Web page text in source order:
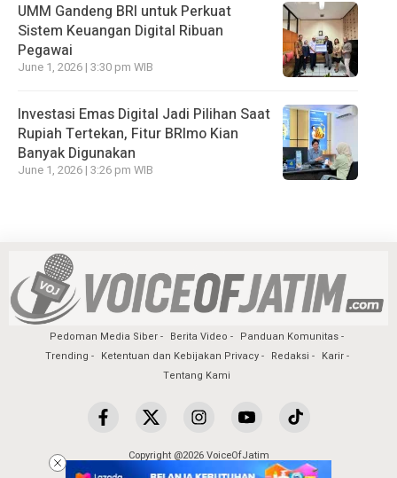
UMM Gandeng BRI untuk Perkuat
Sistem Keuangan Digital Ribuan
Pegawai
June 1, 2026 | 3:30 pm WIB
Investasi Emas Digital Jadi Pilihan Saat
Rupiah Tertekan, Fitur BRImo Kian
Banyak Digunakan
June 1, 2026 | 3:26 pm WIB
Pedoman Media Siber Berita Video
Panduan Komunitas
Trending
Ketentuan dan Kebijakan Privacy Redaksi
Karir
Tentang Kami
Copyright @2026 VoiceOfJatim
All Rights Reserved